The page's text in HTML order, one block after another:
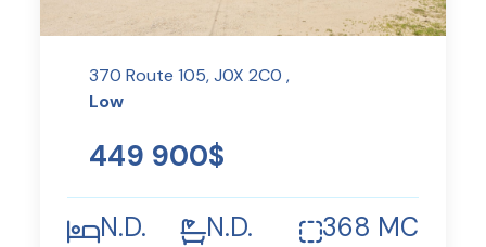
370 Route 105, J0X 2C0 ,
Low
449 900$
N.D. N.D. 368 MC